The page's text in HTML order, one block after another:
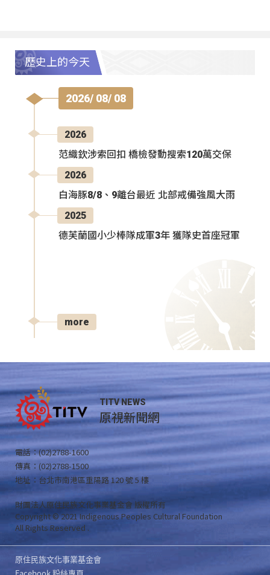
歷史上的今天
2026/ 08/ 08
2026
范織欽涉索回扣 橋檢發動搜索120萬交保
2026
白海豚8/8、9離台最近 北部戒備強風大雨
2025
德芙蘭國小少棒隊成軍3年 獲隊史首座冠軍
more
TITV NEWS
原視新聞網
電話：(02)2788-1600
傳真：(02)2788-1500
地址：台北市南港區重陽路 120 號 5 樓
財團法人原住民族文化事業基金會 版權所有
Copyright © 2021 Indigenous Peoples Cultural Foundation
All Rights Reserved .
原住民族文化事業基金會